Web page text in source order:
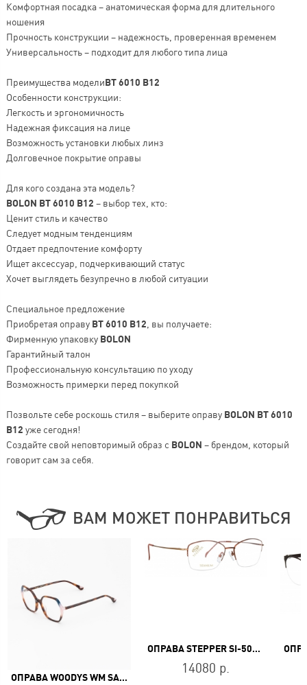
Комфортная посадка – анатомическая форма для длительного
ношения
Прочность конструкции – надежность, проверенная временем
Универсальность – подходит для любого типа лица
Преимущества моделиBT 6010 B12
Особенности конструкции:
Легкость и эргономичность
Надежная фиксация на лице
Возможность установки любых линз
Долговечное покрытие оправы
Для кого создана эта модель?
BOLON BT 6010 B12 – выбор тех, кто:
Ценит стиль и качество
Следует модным тенденциям
Отдает предпочтение комфорту
Ищет аксессуар, подчеркивающий статус
Хочет выглядеть безупречно в любой ситуации
Специальное предложение
Приобретая оправу BT 6010 B12 , вы получаете:
Фирменную упаковку BOLON
Гарантийный талон
Профессиональную консультацию по уходу
Возможность примерки перед покупкой
Позвольте себе роскошь стиля – выберите оправу BOLON BT 6010
B12 уже сегодня!
Создайте свой неповторимый образ с BOLON – брендом, который
говорит сам за себя.
ВАМ МОЖЕТ ПОНРАВИТЬСЯ
ОПРАВА WOODYS WM SANYIA 02
ОПРАВА STEPPER SI-50287 F033
14080 р.